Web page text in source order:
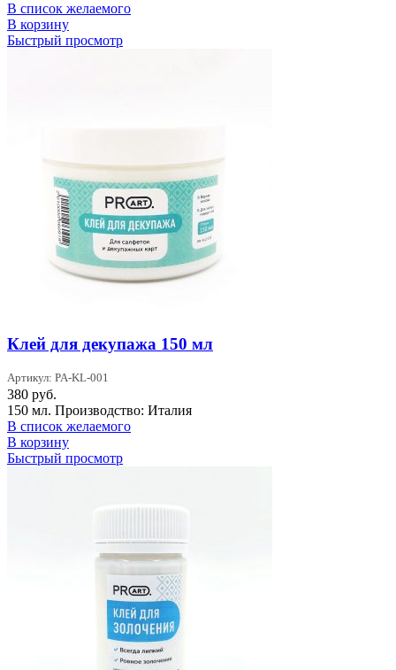
В список желаемого
В корзину
Быстрый просмотр
Клей для декупажа 150 мл
Артикул: PA-KL-001
380 руб.
150 мл. Производство: Италия
В список желаемого
В корзину
Быстрый просмотр